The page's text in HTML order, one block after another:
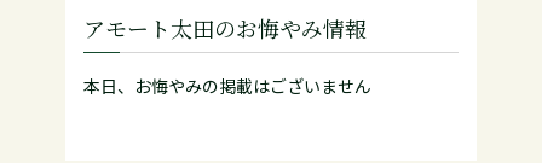
アモート太田のお悔やみ情報
本日、お悔やみの掲載はございません